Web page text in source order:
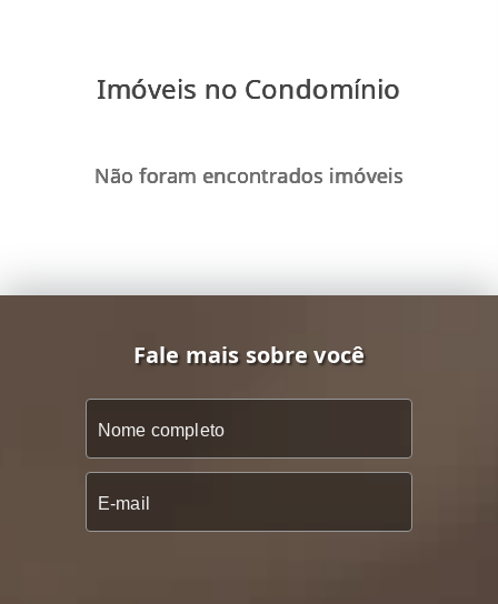
Imóveis no Condomínio
Não foram encontrados imóveis
Fale mais sobre você